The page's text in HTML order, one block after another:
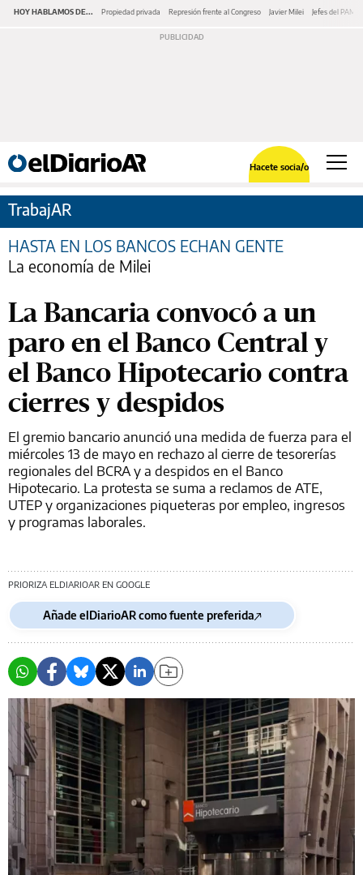
HOY HABLAMOS DE... Propiedad privada Represión frente al Congreso Javier Milei Jefes del PAMI
Hacete socia/o
TrabajAR
HASTA EN LOS BANCOS ECHAN GENTE
La economía de Milei
La Bancaria convocó a un
paro en el Banco Central y
el Banco Hipotecario contra
cierres y despidos
El gremio bancario anunció una medida de fuerza para el
miércoles 13 de mayo en rechazo al cierre de tesorerías
regionales del BCRA y a despidos en el Banco
Hipotecario. La protesta se suma a reclamos de ATE,
UTEP y organizaciones piqueteras por empleo, ingresos
y programas laborales.
PRIORIZA ELDIARIOAR EN GOOGLE
Añade elDiarioAR como fuente preferida